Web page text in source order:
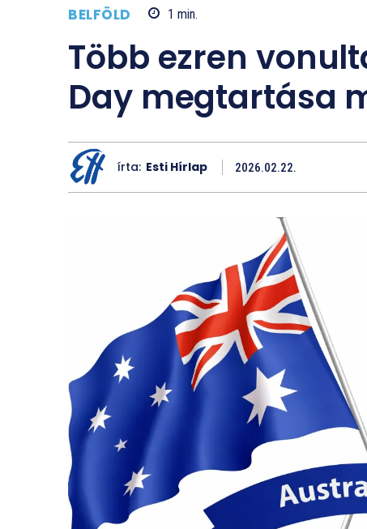
BELFÖLD 1 min.
Több ezren
Day megtartása
írta: Esti Hírlap 2026.02.22.